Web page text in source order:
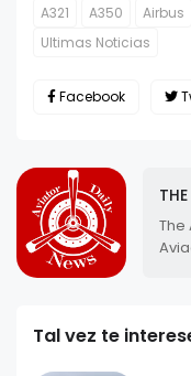
A321 A350 Airbus
Ultimas Noticias
Facebook
The
Tal vez te